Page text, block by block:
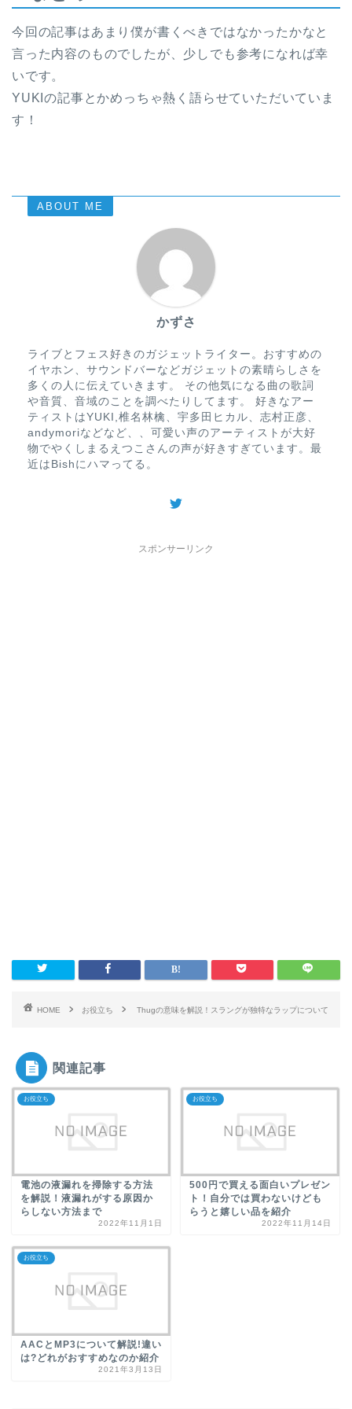
今回の記事はあまり僕が書くべきではなかったかなと
言った内容のものでしたが、少しでも参考になれば幸
いです。
YUKIの記事とかめっちゃ熱く語らせていただいていま
す！
ABOUT ME
かずさ
ライブとフェス好きのガジェットライター。おすすめの
イヤホン、サウンドバーなどガジェットの素晴らしさを
多くの人に伝えていきます。 その他気になる曲の歌詞
や音質、音域のことを調べたりしてます。 好きなアー
ティストはYUKI,椎名林檎、宇多田ヒカル、志村正彦、
andymoriなどなど、、可愛い声のアーティストが大好
物でやくしまるえつこさんの声が好きすぎています。最
近はBishにハマってる。
スポンサーリンク
HOME お役立ち Thugの意味を解説！スラングが独特なラップについて
関連記事
お役立ち
電池の液漏れを掃除する方法
を解説！液漏れがする原因か
らしない方法まで
2022年11月1日
お役立ち
500円で買える面白いプレゼン
ト！自分では買わないけども
らうと嬉しい品を紹介
2022年11月14日
お役立ち
AACとMP3について解説!違い
は?どれがおすすめなのか紹介
2021年3月13日